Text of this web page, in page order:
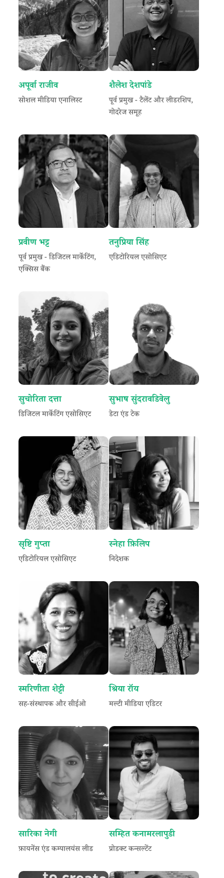
अपूर्वा राजीव
सोशल मीडिया एनालिस्ट
शैलेश देशपांडे
पूर्व प्रमुख - टैलेंट और लीडरशिप,
गोदरेज समूह
प्रवीण भट्ट
पूर्व प्रमुख - डिजिटल मार्केटिंग,
एक्सिस बैंक
तनुप्रिया सिंह
एडिटोरियल एसोसिएट
सुचोरिता दत्ता
डिजिटल मार्केटिंग एसोसिएट
सुभाष सुंदरावडिवेलु
डेटा एंड टेक
सृष्टि गुप्ता
एडिटोरियल एसोसिएट
स्नेहा फ़िलिप
निदेशक
स्मरिणीता शेट्टी
सह-संस्थापक और सीईओ
श्रिया रॉय
मल्टी मीडिया एडिटर
सारिका नेगी
फ़ायनेंस एंड कम्पालयंस लीड
सम्हित कनामरलापुडी
प्रोडक्ट कन्सल्टेंट